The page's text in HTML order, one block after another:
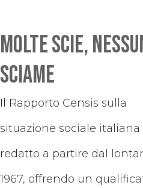
Molte scie,
sciame
Il Rapporto Censis sulla
situazione sociale italiana
redatto a partire dal
1967, offrendo un